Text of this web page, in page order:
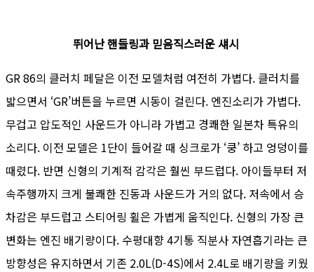
뛰어난 핸들링과 믿음직스러운 섀시
GR 86의 클러치 페달은 이전 모델처럼 여전히 가볍다. 클러치를
밟으면서 ‘GR’버튼을 누르면 시동이 걸린다. 엔진소리가 가볍다.
무겁고 압도적인 사운드가 아니라 가볍고 경쾌한 일본차 특유의
소리다. 이전 모델은 1단이 들어갈 때 싱크로가 ‘쿵’ 하고 엉덩이를
때렸다. 반면 신형의 기계적 감각은 훨씬 부드럽다. 아이들부터 저
속주행까지 크게 불쾌한 진동과 사운드가 거의 없다. 저속에서 승
차감은 부드럽고 스티어링 휠은 가볍게 움직인다. 신형의 가장 큰
변화는 엔진 배기량이다. 수평대향 4기통 직분사 자연흡기라는 큰
방향성은 유지하면서 기존 2.0L(D-4S)에서 2.4L로 배기량을 키웠